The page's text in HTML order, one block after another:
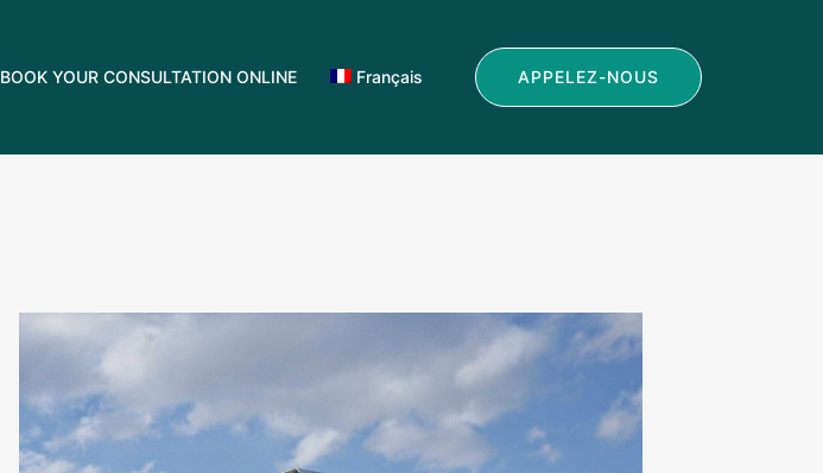
BOOK YOUR CONSULTATION ONLINE Français APPELEZ-NOUS